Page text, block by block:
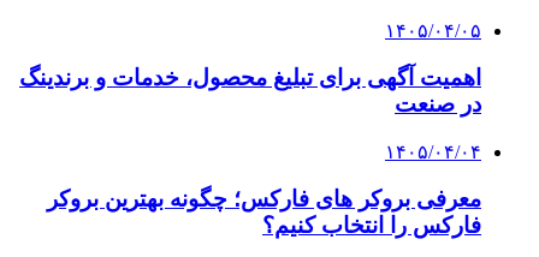
۱۴۰۵/۰۴/۰۵
اهمیت آگهی برای تبلیغ محصول، خدمات و برندینگ
در صنعت
۱۴۰۵/۰۴/۰۴
معرفی بروکر های فارکس؛ چگونه بهترین بروکر
فارکس را انتخاب کنیم؟